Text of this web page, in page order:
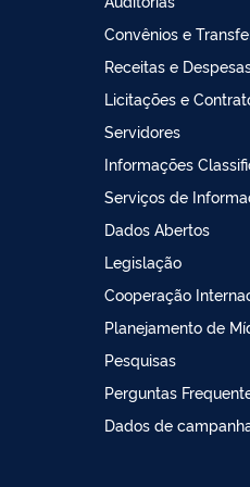
Convênios e
Receitas e
Licitações e
Servidores
Informações
Serviços de
Dados Abertos
Legislação
Cooperação
Planejamento de
Pesquisas
Perguntas
Dados de